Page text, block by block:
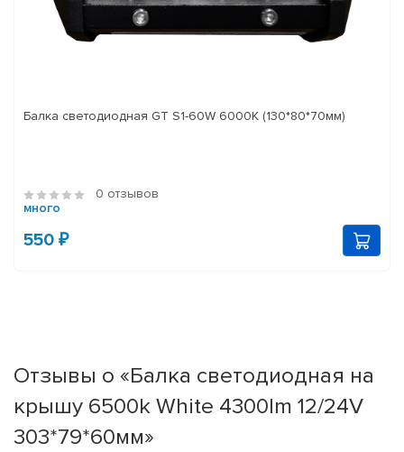
Балка светодиодная GT S1-60W 6000K (130*80*70мм)
0 отзывов
много
550 ₽
Отзывы о «Балка светодиодная на
крышу 6500k White 4300lm 12/24V
303*79*60мм»